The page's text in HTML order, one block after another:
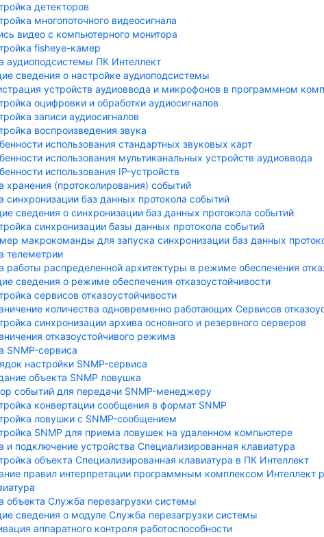
детекторов
многопоточного видеосигнала
видео с компьютерного монитора
fisheye-камер
аудиоподсистемы ПК Интеллект
сведения о настройке аудиоподсистемы
устройств аудиоввода и микрофонов в программном
оцифровки и обработки аудиосигналов
записи аудиосигналов
воспроизведения звука
использования стандартных звуковых карт
использования мультиканальных устройств аудиоввода
использования IP-устройств
хранения (протоколирования) событий
синхронизации баз данных протокола событий
сведения о синхронизации баз данных протокола событий
синхронизации базы данных протокола событий
макрокоманды для запуска синхронизации баз данных
телеметрии
работы распределенной архитектуры в режиме обеспечения
сведения о режиме обеспечения отказоустойчивости
сервисов отказоустойчивости
количества одновременно работающих Сервисов
синхронизации архива основного и резервного серверов
отказоустойчивого режима
SNMP-сервиса
настройки SNMP-сервиса
объекта SNMP ловушка
событий для передачи SNMP-менеджеру
конвертации сообщения в формат SNMP
ловушки с SNMP-сообщением
SNMP для приема ловушек на удаленном компьютере
и подключение устройства Специализированная клавиатура
объекта Специализированная клавиатура в ПК Интеллект
правил интерпретации программным комплексом Интеллект
объекта Служба перезагрузки системы
сведения о модуле Служба перезагрузки системы
аппаратного контроля работоспособности